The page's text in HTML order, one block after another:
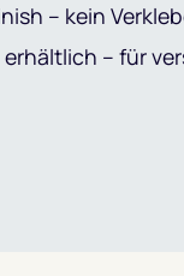
– kein
– für